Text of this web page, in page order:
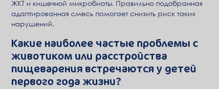
ЖКТ и кишечной микробиоты. Правильно подобранная
адаптированная смесь помогает снизить риск таких
нарушений.
Какие наиболее частые проблемы с
животиком или расстройства
пищеварения встречаются у детей
первого года жизни?